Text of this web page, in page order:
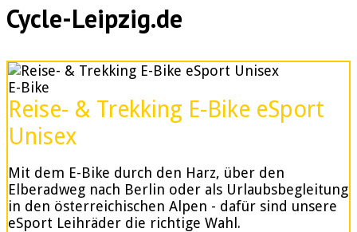
Cycle-Leipzig.de
E-Bike
Reise- & Trekking E-Bike eSport
Unisex
Mit dem E-Bike durch den Harz, über den
Elberadweg nach Berlin oder als Urlaubsbegleitung
in den österreichischen Alpen - dafür sind unsere
eSport Leihräder die richtige Wahl.